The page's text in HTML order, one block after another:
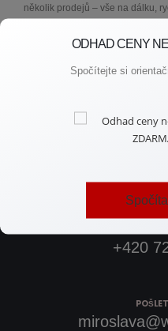
několik prodejů – vše na dálku,
Spojte
+420
ODHAD CENY
Spočítejte si